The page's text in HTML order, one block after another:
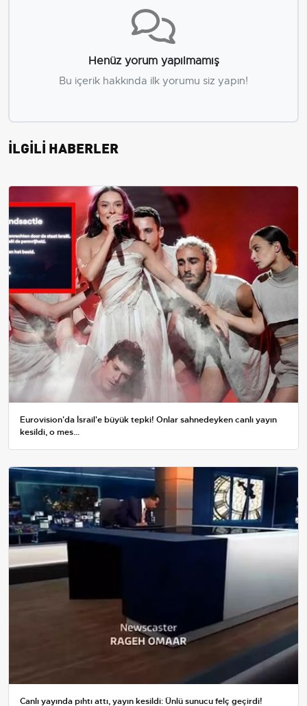
Henüz yorum yapılmamış
Bu içerik hakkında ilk yorumu siz yapın!
İLGİLİ HABERLER
Eurovision'da İsrail'e büyük tepki! Onlar sahnedeyken canlı yayın
kesildi, o mes...
Canlı yayında pıhtı attı, yayın kesildi: Ünlü sunucu felç geçirdi!